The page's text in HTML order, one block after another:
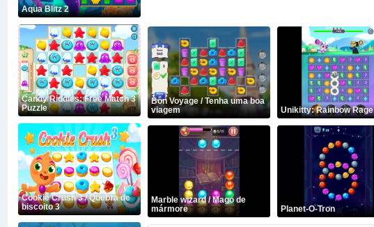
Aqua Blitz 2
Candy Riddles: Free Match 3
Puzzle
Cookie Crush 3 / Quebra de
biscoito 3
Bon Voyage / Tenha uma boa
viagem
Unikitty: Rainbow Rage
Marble wizard / Mago de
mármore
Planet-O-Tron